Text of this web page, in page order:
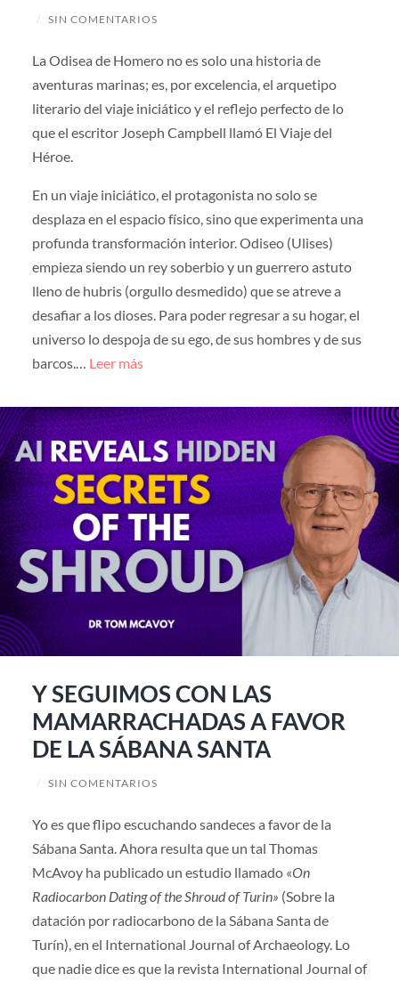
/ SIN COMENTARIOS
La Odisea de Homero no es solo una historia de
aventuras marinas; es, por excelencia, el arquetipo
literario del viaje iniciático y el reflejo perfecto de lo
que el escritor Joseph Campbell llamó El Viaje del
Héroe.
En un viaje iniciático, el protagonista no solo se
desplaza en el espacio físico, sino que experimenta una
profunda transformación interior. Odiseo (Ulises)
empieza siendo un rey soberbio y un guerrero astuto
lleno de hubris (orgullo desmedido) que se atreve a
desafiar a los dioses. Para poder regresar a su hogar, el
universo lo despoja de su ego, de sus hombres y de sus
barcos.… Leer más
Y SEGUIMOS CON LAS
MAMARRACHADAS A FAVOR
DE LA SÁBANA SANTA
/ SIN COMENTARIOS
Yo es que flipo escuchando sandeces a favor de la
Sábana Santa. Ahora resulta que un tal Thomas
McAvoy ha publicado un estudio llamado «On
Radiocarbon Dating of the Shroud of Turin» (Sobre la
datación por radiocarbono de la Sábana Santa de
Turín), en el International Journal of Archaeology. Lo
que nadie dice es que la revista International Journal of